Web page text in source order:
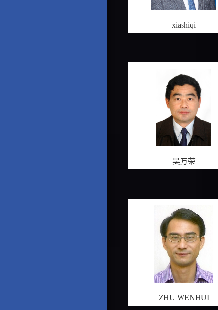
xiashiqi
吴万荣
ZHU WENHUI